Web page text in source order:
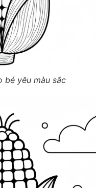
bé yêu màu sắc